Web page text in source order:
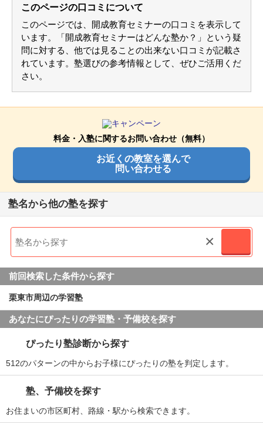
通塾の目的 苦手克服
通塾頻度 週2日
1日あたりの授業時間
塾の雰囲気
平均
口コミ投稿者ID:2622078
不適切な口コミを報告する
栗東教室の教室情報を見る
通っていた学校 公立中学校
通塾の目的 高校受験
塾の雰囲気
自由 平均 厳しい
栗東教室の教室情報を見る
き魅力的なカリキュラムでした。
塾の周りの環境
送迎時に混み合う事を心配していたのですが、多数の生徒ご
スタッフの方々の親戚丁寧な応対が良かったです。また、教
室内の除菌や換気にもきちんと取り組まれています。
良いところや要望
お休み時の補充指導もきちんとして頂き助かります。個々の
取り組み方に応じた指導をしていただき、集団塾では難し
い、個別でのアドバイスも頂きかなり良いと思います。
自由
不適切な口コミを報告する
栗東教室の教室情報を見る
このページの口コミについて
このページでは、開成教育セミナーの口コミを表示して
います。「開成教育セミナーはどんな塾か？」という疑
問に対する、他では見ることの出来ない口コミが記載さ
れています。塾選びの参考情報として、ぜひご活用くだ
さい。
料金・入塾に関するお問い合わせ（無料）
お近くの教室を選んで
問い合わせる
塾名から他の塾を探す
×
前回検索した条件から探す
栗東市周辺の学習塾
あなたにぴったりの学習塾・予備校を探す
ぴったり塾診断から探す
512のパターンの中からお子様にぴったりの塾を判定します。
塾、予備校を探す
お住まいの市区町村、路線・駅から検索できます。